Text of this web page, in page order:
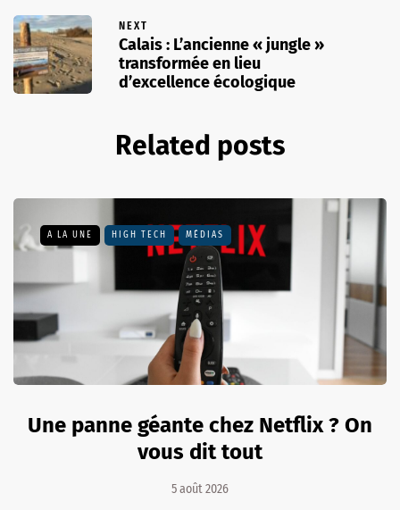
NEXT
Calais : L’ancienne « jungle »
transformée en lieu
d’excellence écologique
Related posts
A LA UNE HIGH TECH MÉDIAS
Une panne géante chez Netflix ? On
vous dit tout
5 août 2026